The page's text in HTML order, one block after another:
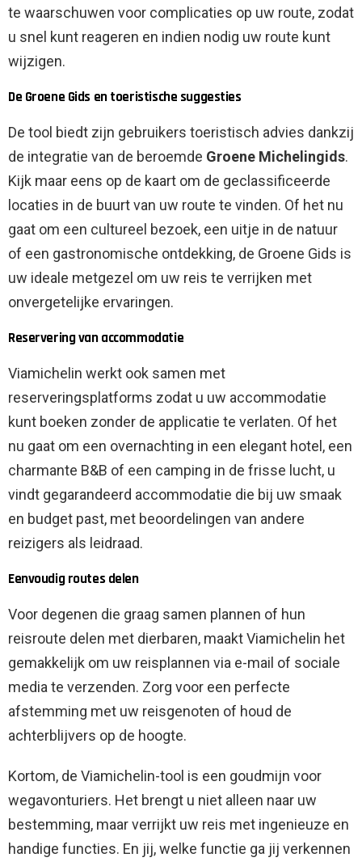
te waarschuwen voor complicaties op uw route, zodat
u snel kunt reageren en indien nodig uw route kunt
wijzigen.
De Groene Gids en toeristische suggesties
De tool biedt zijn gebruikers toeristisch advies dankzij
de integratie van de beroemde Groene Michelingids.
Kijk maar eens op de kaart om de geclassificeerde
locaties in de buurt van uw route te vinden. Of het nu
gaat om een ​​cultureel bezoek, een uitje in de natuur
of een gastronomische ontdekking, de Groene Gids is
uw ideale metgezel om uw reis te verrijken met
onvergetelijke ervaringen.
Reservering van accommodatie
Viamichelin werkt ook samen met
reserveringsplatforms zodat u uw accommodatie
kunt boeken zonder de applicatie te verlaten. Of het
nu gaat om een ​​overnachting in een elegant hotel, een
charmante B&B of een camping in de frisse lucht, u
vindt gegarandeerd accommodatie die bij uw smaak
en budget past, met beoordelingen van andere
reizigers als leidraad.
Eenvoudig routes delen
Voor degenen die graag samen plannen of hun
reisroute delen met dierbaren, maakt Viamichelin het
gemakkelijk om uw reisplannen via e-mail of sociale
media te verzenden. Zorg voor een perfecte
afstemming met uw reisgenoten of houd de
achterblijvers op de hoogte.
Kortom, de Viamichelin-tool is een goudmijn voor
wegavonturiers. Het brengt u niet alleen naar uw
bestemming, maar verrijkt uw reis met ingenieuze en
handige functies. En jij, welke functie ga jij verkennen